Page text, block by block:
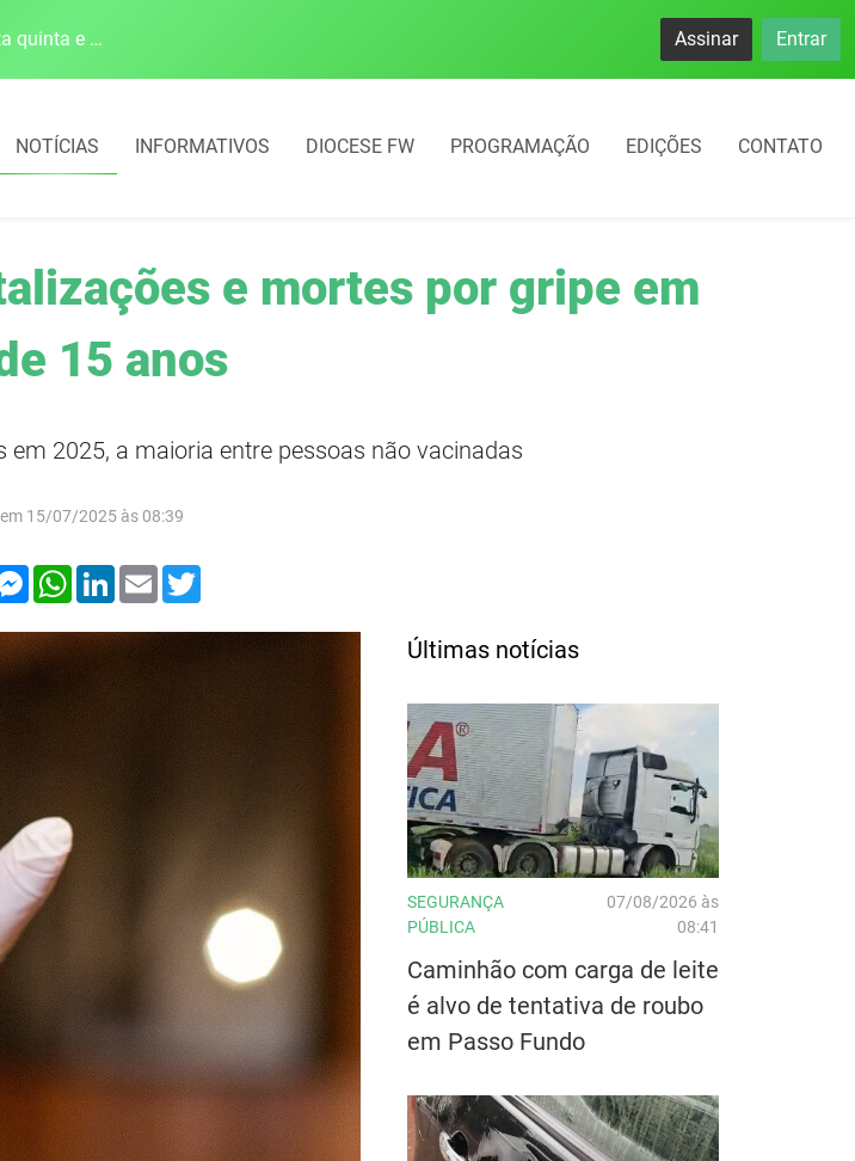
Defesa Civil alerta para risco de tornado e tempestades severas no RS entre esta quinta e sexta-feira Assinar Entrar
NOTÍCIAS INFORMATIVOS DIOCESE FW PROGRAMAÇÃO EDIÇÕES CONTATO
e mortes por gripe em
15 anos
2025, a maioria entre pessoas não vacinadas
15/07/2025 às 08:39
Messenger
WhatsApp
LinkedIn
Email
Últimas notícias
SEGURANÇA
PÚBLICA
07/08/2026 às
08:41
Caminhão com carga de leite
é alvo de tentativa de roubo
em Passo Fundo